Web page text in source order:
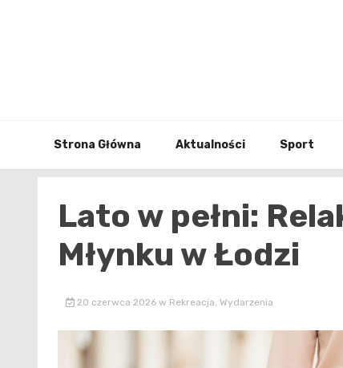
Strona Główna Aktualności Sport
Lato w pełni:
Młynku w Łodzi
20 czerwca 2026 w Rekreacja, Wydarzenia